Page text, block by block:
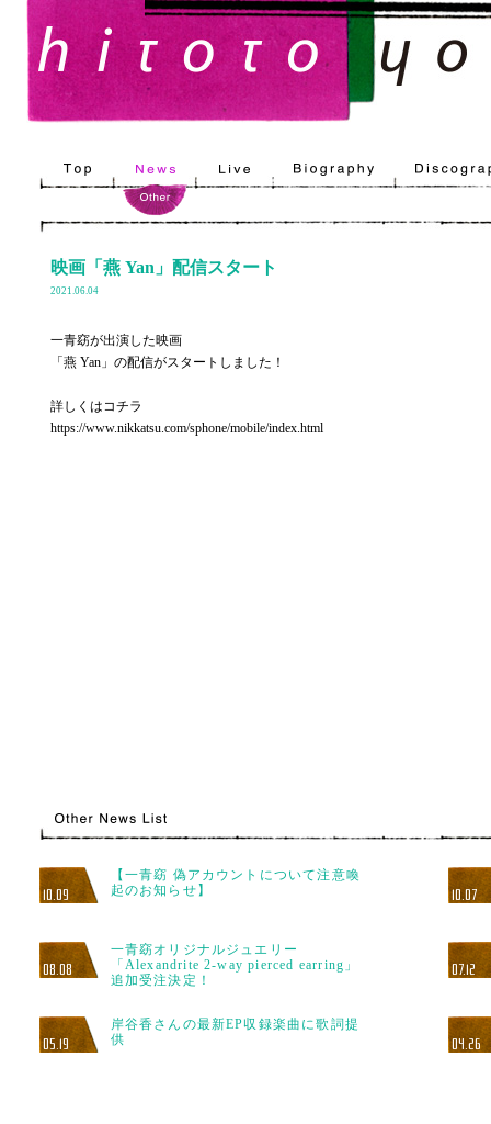
映画「燕 Yan」配信スタート
2021.06.04
一青窈が出演した映画
「燕 Yan」の配信がスタートしました！
詳しくはコチラ
https://www.nikkatsu.com/sphone/mobile/index.html
10.09
【一青窈 偽アカウントについて注意喚
起のお知らせ】
10.07
08.08
一青窈オリジナルジュエリー
「Alexandrite 2-way pierced earring」
追加受注決定！
07.12
05.19
岸谷香さんの最新EP収録楽曲に歌詞提
供
04.26